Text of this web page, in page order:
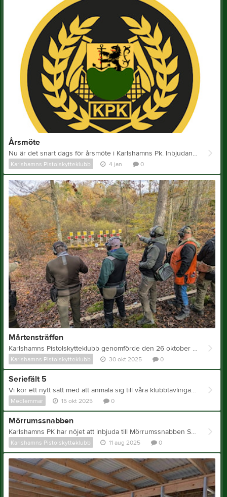
Årsmöte
Nu är det snart dags för årsmöte i Karlshamns Pk. Inbjudan, dagordning och övriga handlingar finns under Dokument-Årsmöte
Karlshamns Pistolskytteklubb 4 jan 0
Mårtensträffen
Karlshamns Pistolskytteklubb genomförde den 26 oktober nationella fältskjutning MÅRTENSTRÄFFEN Tävlingen är genomförd och resultaten finns här Vi gratulerar Fredrik Pehrson som vann både prsentkortet från Sportec med "bästa 3-skytt" samt poängpriset.
Karlshamns Pistolskytteklubb 30 okt 2025 0
Seriefält 5
Vi kör ett nytt sätt med att anmäla sig till våra klubbtävlingar och först ut är våra fälttävlingar. Anmäl dig till Seriefält 5 här /Fältsektionen
Medlemmar 15 okt 2025 0
Mörrumssnabben
Karlshamns PK har nöjet att inbjuda till Mörrumssnabben Söndagen den 24 augusti 2025 Tävlingen är genomförd och resultaten finns här
Karlshamns Pistolskytteklubb 11 aug 2025 0